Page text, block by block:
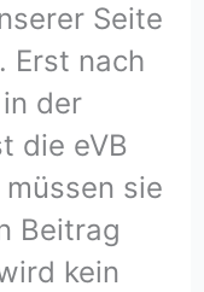
Seite
Erst nach
der
die eVB
sie
Beitrag
kein